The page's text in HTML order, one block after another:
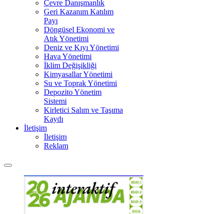
Çevre Danışmanlık
Geri Kazanım Katılım
Payı
Döngüsel Ekonomi ve
Atık Yönetimi
Deniz ve Kıyı Yönetimi
Hava Yönetimi
İklim Değişikliği
Kimyasallar Yönetimi
Su ve Toprak Yönetimi
Depozito Yönetim
Sistemi
Kirletici Salım ve Taşıma
Kaydı
İletişim
İletişim
Reklam